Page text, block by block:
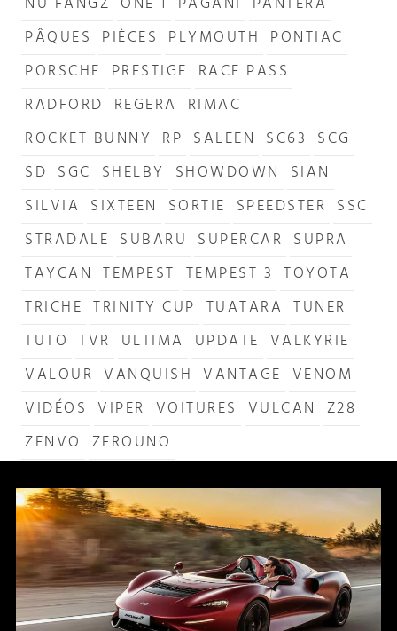
NU FANGZ ONE 1 PAGANI PANTERA
PÂQUES PIÈCES PLYMOUTH PONTIAC
PORSCHE PRESTIGE RACE PASS
RADFORD REGERA RIMAC
ROCKET BUNNY RP SALEEN SC63 SCG
SD SGC SHELBY SHOWDOWN SIAN
SILVIA SIXTEEN SORTIE SPEEDSTER SSC
STRADALE SUBARU SUPERCAR SUPRA
TAYCAN TEMPEST TEMPEST 3 TOYOTA
TRICHE TRINITY CUP TUATARA TUNER
TUTO TVR ULTIMA UPDATE VALKYRIE
VALOUR VANQUISH VANTAGE VENOM
VIDÉOS VIPER VOITURES VULCAN Z28
ZENVO ZEROUNO